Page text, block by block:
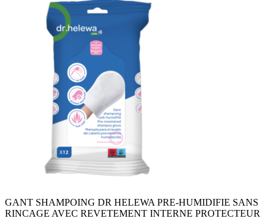
GANT SHAMPOING DR HELEWA PRE-HUMIDIFIE SANS
RINCAGE AVEC REVETEMENT INTERNE PROTECTEUR